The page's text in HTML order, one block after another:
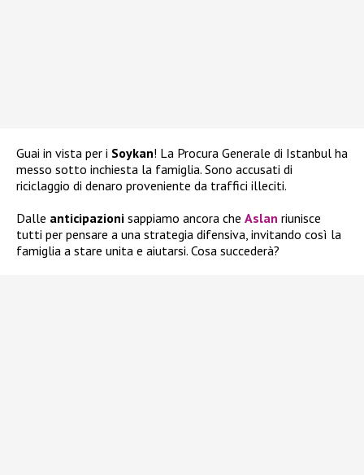
Guai in vista per i Soykan! La Procura Generale di Istanbul ha
messo sotto inchiesta la famiglia. Sono accusati di
riciclaggio di denaro proveniente da traffici illeciti.
Dalle anticipazioni sappiamo ancora che Aslan riunisce
tutti per pensare a una strategia difensiva, invitando così la
famiglia a stare unita e aiutarsi. Cosa succederà?